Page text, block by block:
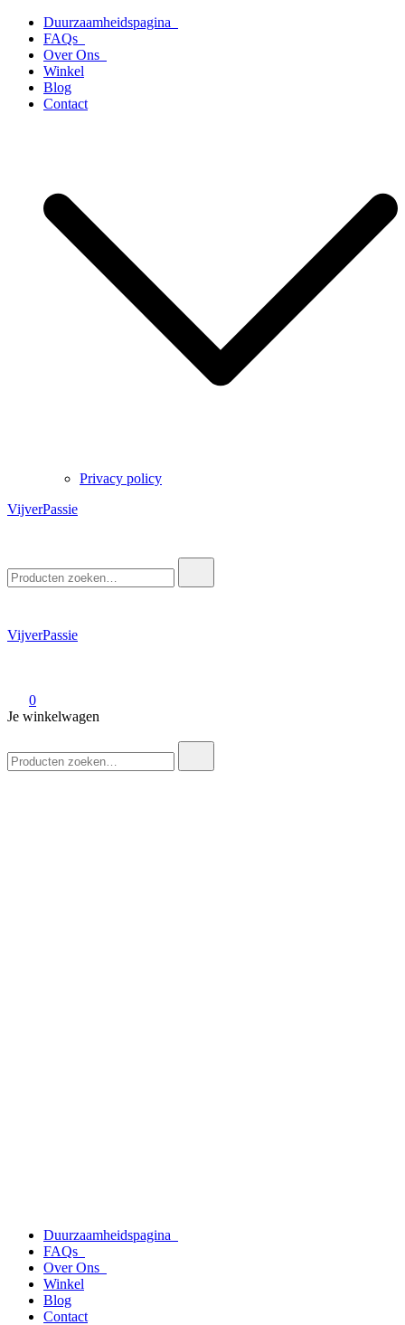
naar
inhoud
Duurzaamheidspagina
FAQs
Over Ons
Winkel
Blog
Contact
Privacy policy
VijverPassie
naar:
VijverPassie
0
Je winkelwagen
naar:
Duurzaamheidspagina
FAQs
Over Ons
Winkel
Blog
Contact